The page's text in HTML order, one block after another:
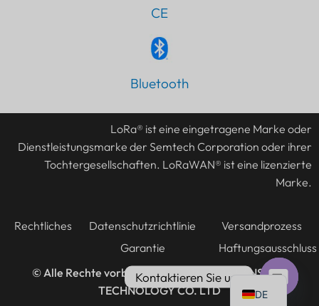
CE
Bluetooth
LoRa® ist eine eingetragene Marke oder
Dienstleistungsmarke der Semtech Corporation oder ihrer
Tochtergesellschaften. LoRaWAN® ist eine lizenzierte
Marke.
Rechtliches
Datenschutzrichtlinie
Garantie
Versandprozess
Haftungsausschluss
© Alle Rechte vorbehalten @2016-2026
LANSITEC
TECHNOLOGY CO. LTD
DE
Kontaktieren Sie uns